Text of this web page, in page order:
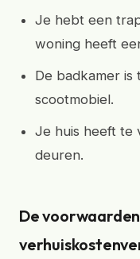
Je hebt een
woning heeft
De badkamer
scootmobiel.
Je huis heeft te
deuren.
De